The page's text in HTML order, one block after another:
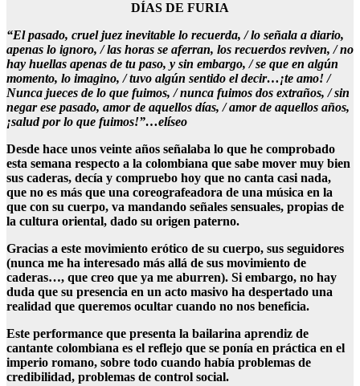
DÍAS DE FURIA
“El pasado, cruel juez inevitable lo recuerda, / lo señala a diario,
apenas lo ignoro, / las horas se aferran, los recuerdos reviven, / no
hay huellas apenas de tu paso, y sin embargo, / se que en algún
momento, lo imagino, / tuvo algún sentido el decir…¡te amo! /
Nunca jueces de lo que fuimos, / nunca fuimos dos extraños, / sin
negar ese pasado, amor de aquellos días, / amor de aquellos años,
¡salud por lo que fuimos!”…elíseo
Desde hace unos veinte años señalaba lo que he comprobado
esta semana respecto a la colombiana que sabe mover muy bien
sus caderas, decía y compruebo hoy que no canta casi nada,
que no es más que una coreografeadora de una música en la
que con su cuerpo, va mandando señales sensuales, propias de
la cultura oriental, dado su origen paterno.
Gracias a este movimiento erótico de su cuerpo, sus seguidores
(nunca me ha interesado más allá de sus movimiento de
caderas…, que creo que ya me aburren). Si embargo, no hay
duda que su presencia en un acto masivo ha despertado una
realidad que queremos ocultar cuando no nos beneficia.
Este performance que presenta la bailarina aprendiz de
cantante colombiana es el reflejo que se ponía en práctica en el
imperio romano, sobre todo cuando había problemas de
credibilidad, problemas de control social.